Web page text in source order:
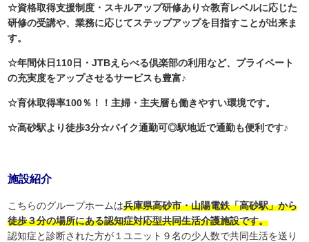
☆資格取得支援制度・スキルアップ研修あり☆教育レベルに応じた
研修の受講や、業務に応じてステップアップを目指すことが出来ま
す。
☆年間休日110日・JTBえらべる倶楽部の利用など、プライベート
の充実度をアップさせるサービスも豊富♪
☆育休取得率100％！！主婦・主夫層も働きやすい環境です。
☆高砂駅より徒歩3分☆バイク通勤可◎駅地近で通勤も便利です♪
施設紹介
こちらのグループホームは兵庫県高砂市・山陽電鉄「高砂駅」から
徒歩３分の場所にある認知症対応型共同生活介護施設です。
認知症と診断された方が１ユニット９名の少人数で共同生活を送り